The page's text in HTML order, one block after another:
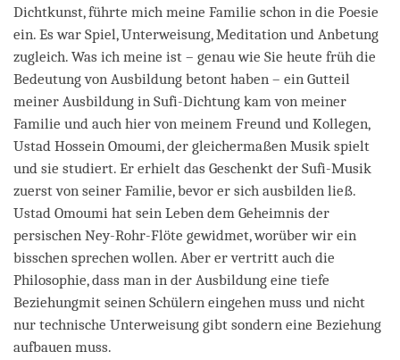
Dichtkunst, führte mich meine Familie schon in die Poesie
ein. Es war Spiel, Unterweisung, Meditation und Anbetung
zugleich. Was ich meine ist – genau wie Sie heute früh die
Bedeutung von Ausbildung betont haben – ein Gutteil
meiner Ausbildung in Sufi-Dichtung kam von meiner
Familie und auch hier von meinem Freund und Kollegen,
Ustad Hossein Omoumi, der gleichermaßen Musik spielt
und sie studiert. Er erhielt das Geschenkt der Sufi-Musik
zuerst von seiner Familie, bevor er sich ausbilden ließ.
Ustad Omoumi hat sein Leben dem Geheimnis der
persischen Ney-Rohr-Flöte gewidmet, worüber wir ein
bisschen sprechen wollen. Aber er vertritt auch die
Philosophie, dass man in der Ausbildung eine tiefe
Beziehungmit seinen Schülern eingehen muss und nicht
nur technische Unterweisung gibt sondern eine Beziehung
aufbauen muss.